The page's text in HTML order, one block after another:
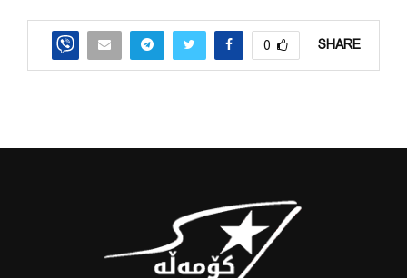
SHARE
0